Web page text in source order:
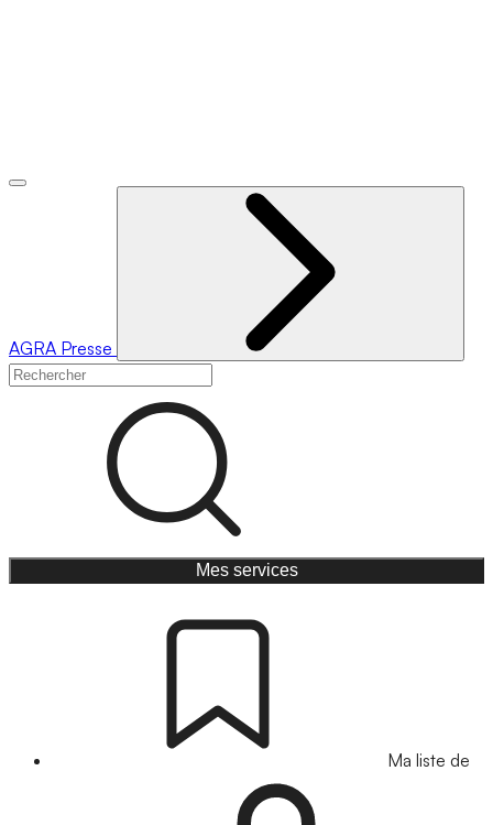
AGRA Presse
Mes services
Ma liste de